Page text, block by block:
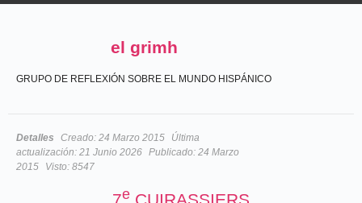
el grimh
GRUPO DE REFLEXIÓN SOBRE EL MUNDO HISPÁNICO
Detalles Creado: 24 Marzo 2015
Última
actualización: 21 Junio 2026 Publicado: 24 Marzo
2015
Visto: 8547
e